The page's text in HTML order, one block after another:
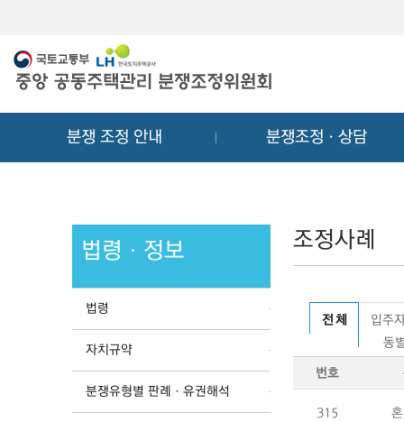
분쟁 조정 안내 분쟁조정ㆍ상담
법령ㆍ정보
법령
자치규약
분쟁유형별 판례ㆍ유권해석
조정사례
전 체
입주
동
번호
315